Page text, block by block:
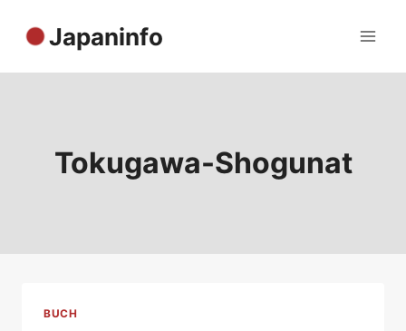
Inhalt
Japaninfo
Tokugawa-Shogunat
BUCH